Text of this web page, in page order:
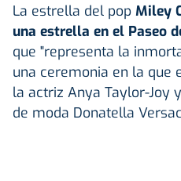
La estrella del pop Miley
una estrella en el Paseo
que "representa la
una ceremonia en la que
la actriz Anya Taylor-Joy
de moda Donatella